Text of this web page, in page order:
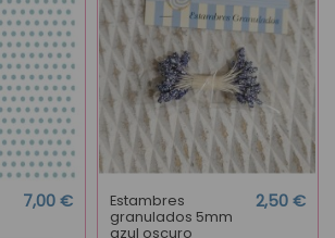
7,00 € Estambres
granulados 5mm
azul oscuro
2,50 €